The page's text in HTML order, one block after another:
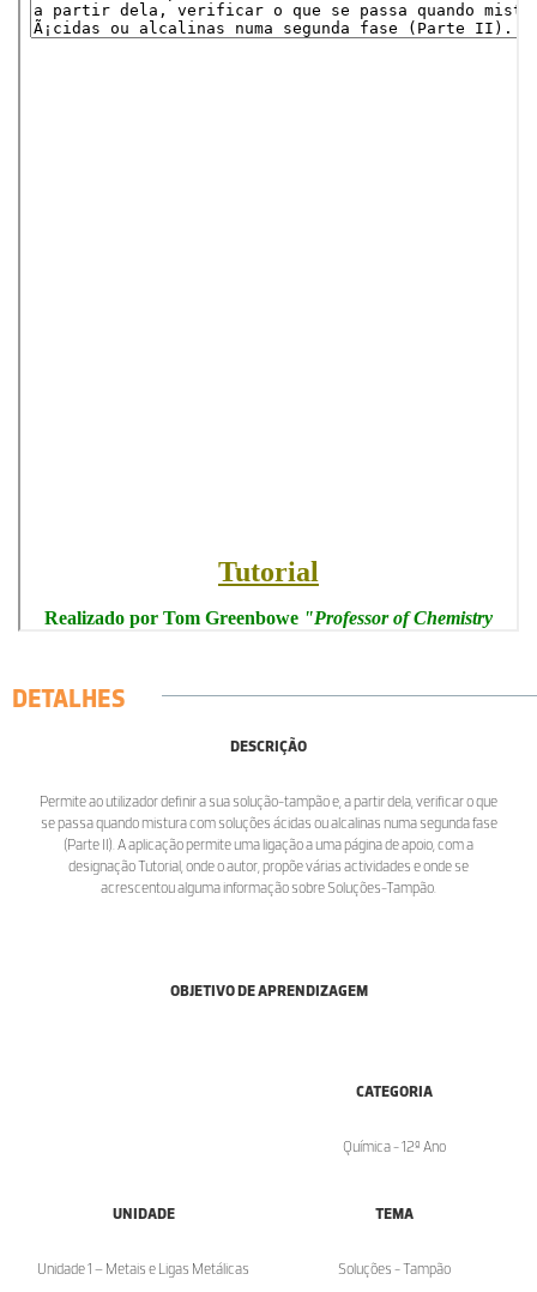
DETALHES
DESCRIÇÃO
Permite ao utilizador definir a sua solução-tampão e, a partir dela, verificar o que
se passa quando mistura com soluções ácidas ou alcalinas numa segunda fase
(Parte II). A aplicação permite uma ligação a uma página de apoio, com a
designação Tutorial, onde o autor, propõe várias actividades e onde se
acrescentou alguma informação sobre Soluções-Tampão.
OBJETIVO DE APRENDIZAGEM
CATEGORIA
Química - 12º Ano
UNIDADE
Unidade 1 – Metais e Ligas Metálicas
TEMA
Soluções - Tampão